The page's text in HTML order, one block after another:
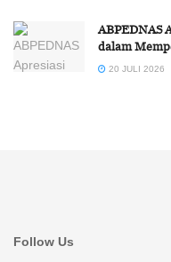
ABPEDNAS
dalam
20 JULI 2026
Follow Us